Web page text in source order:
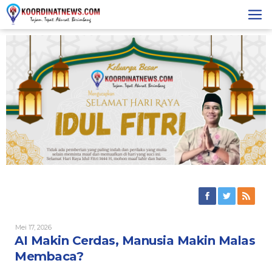
Skip
to
content
Mei 17, 2026Oleh
Redaksi
AI Makin Cerdas, Manusia Makin Malas
Membaca?